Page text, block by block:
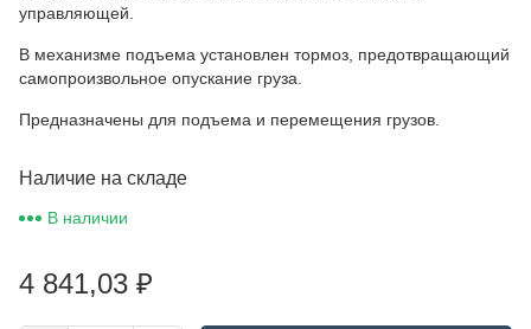
управляющей.
В механизме подъема установлен тормоз, предотвращающий
самопроизвольное опускание груза.
Предназначены для подъема и перемещения грузов.
Наличие на складе
В наличии
4 841,03 ₽